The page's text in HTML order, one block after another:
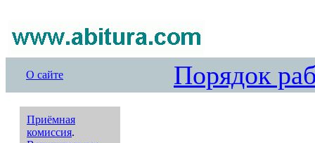
О сайте Порядок
Приёмная
комиссия.